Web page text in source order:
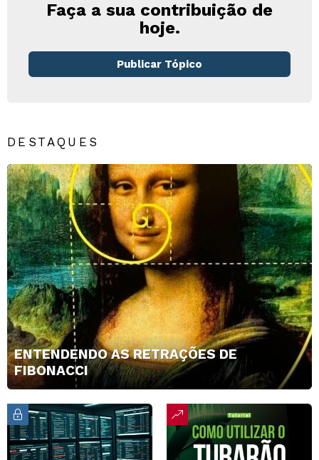
Faça a sua contribuição de
hoje.
Publicar Tópico
DESTAQUES
ENTENDENDO AS RETRAÇÕES DE
FIBONACCI